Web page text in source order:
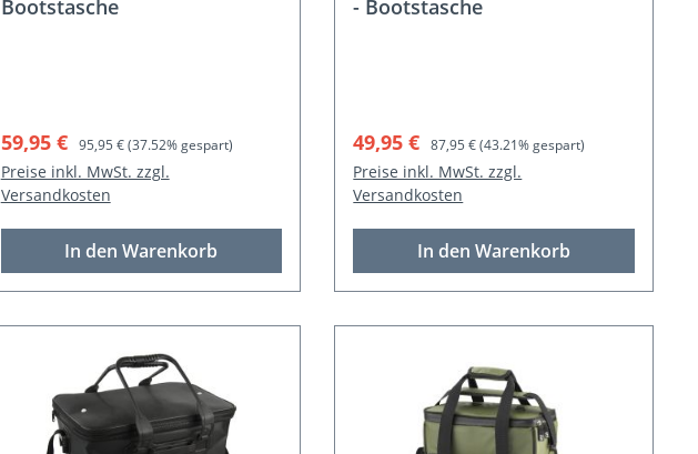
Bootstasche
Verkaufspreis:
59,95 € Regulärer Preis:
95,95 €(37.52% gespart)
Preise inkl. MwSt. zzgl.
Versandkosten
In den Warenkorb
- Bootstasche
Verkaufspreis:
49,95 € Regulärer Preis:
87,95 €(43.21% gespart)
Preise inkl. MwSt. zzgl.
Versandkosten
In den Warenkorb